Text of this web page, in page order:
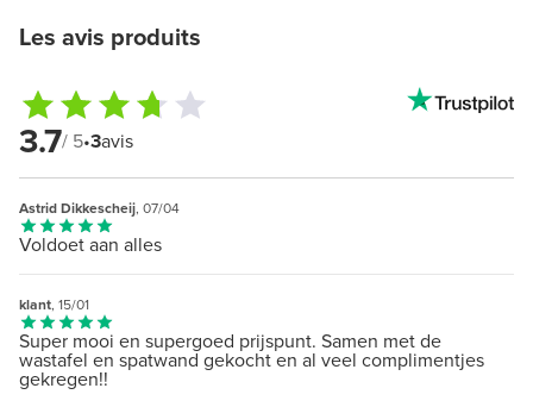
Les avis produits
3.7/ 5•3avis
Astrid Dikkescheij, 07/04
Voldoet aan alles
klant, 15/01
Super mooi en supergoed prijspunt. Samen met de
wastafel en spatwand gekocht en al veel complimentjes
gekregen!!